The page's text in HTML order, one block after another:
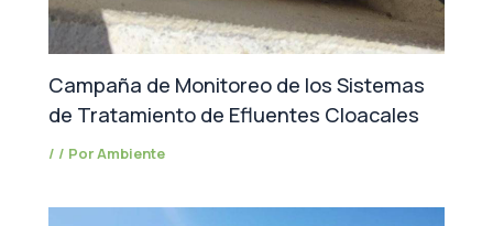
Campaña de Monitoreo de los Sistemas
de Tratamiento de Efluentes Cloacales
/ / PorAmbiente